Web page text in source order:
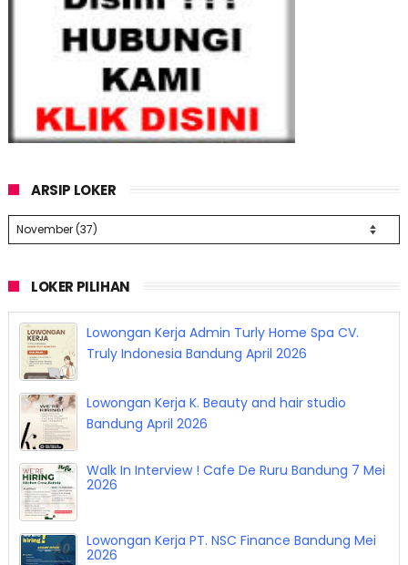
ARSIP LOKER
LOKER PILIHAN
Lowongan Kerja Barista Sukha Coffee Bandung
April 2026
Lowongan Kerja Admin Turly Home Spa CV.
Truly Indonesia Bandung April 2026
Lowongan Kerja K. Beauty and hair studio
Bandung April 2026
Walk In Interview ! Cafe De Ruru Bandung 7 Mei
2026